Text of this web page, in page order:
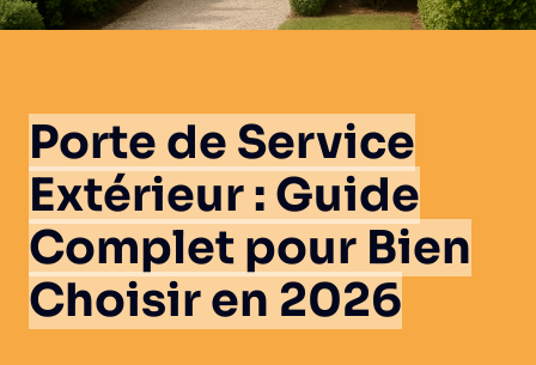
Porte de Service
Extérieur : Guide
Complet pour Bien
Choisir en 2026